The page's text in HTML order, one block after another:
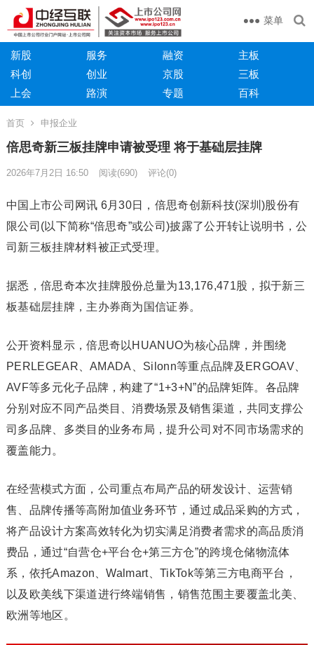
菜单
新股 服务 融资
主板
科创
创业 京股
三板
上会
路演 专题 百科
首页 申报企业
倍思奇新三板挂牌申请被受理 将于基础层挂牌
2026年7月2日 16:50 阅读(690) 评论(0)
中国上市公司网讯 6月30日，倍思奇创新科技(深圳)股份有
限公司(以下简称“倍思奇”或公司)披露了公开转让说明书，公
司新三板挂牌材料被正式受理。
据悉，倍思奇本次挂牌股份总量为13,176,471股，拟于新三
板基础层挂牌，主办券商为国信证券。
公开资料显示，倍思奇以HUANUO为核心品牌，并围绕
PERLEGEAR、AMADA、Silonn等重点品牌及ERGOAV、
AVF等多元化子品牌，构建了“1+3+N”的品牌矩阵。各品牌
分别对应不同产品类目、消费场景及销售渠道，共同支撑公
司多品牌、多类目的业务布局，提升公司对不同市场需求的
覆盖能力。
在经营模式方面，公司重点布局产品的研发设计、运营销
售、品牌传播等高附加值业务环节，通过成品采购的方式，
将产品设计方案高效转化为切实满足消费者需求的高品质消
费品，通过“自营仓+平台仓+第三方仓”的跨境仓储物流体
系，依托Amazon、Walmart、TikTok等第三方电商平台，
以及欧美线下渠道进行终端销售，销售范围主要覆盖北美、
欧洲等地区。